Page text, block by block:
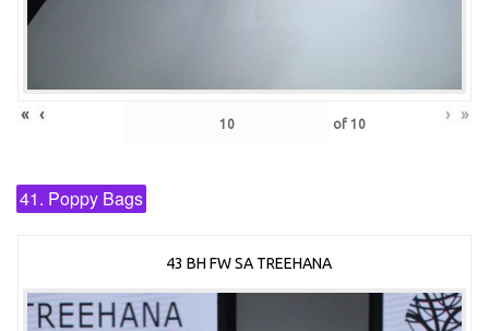
« ‹ of 10 › »
41. Poppy Bags
43 BH FW SA TREEHANA